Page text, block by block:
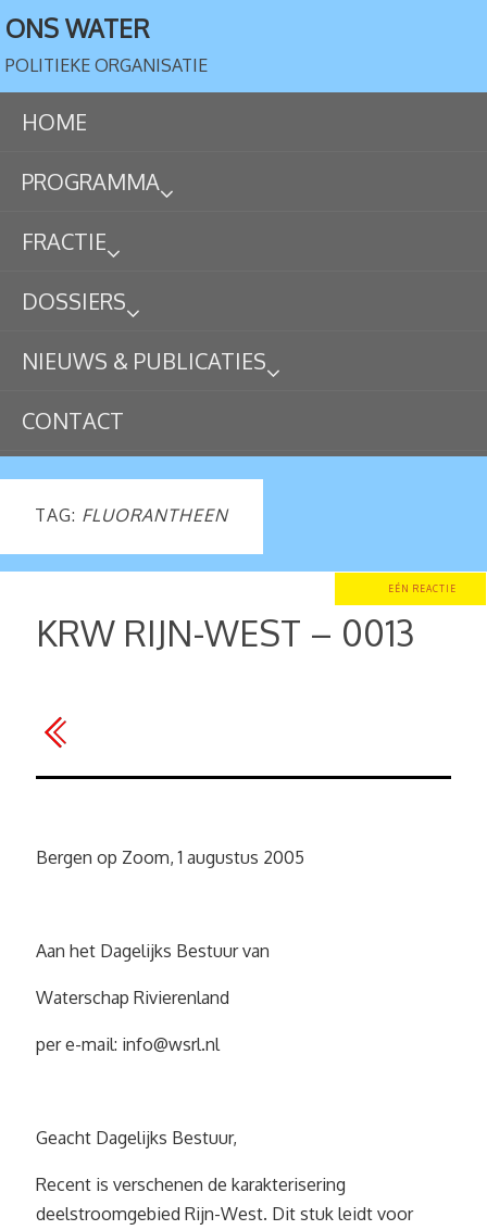
ONS WATER
POLITIEKE ORGANISATIE
HOME
PROGRAMMA
FRACTIE
DOSSIERS
NIEUWS & PUBLICATIES
CONTACT
TAG: FLUORANTHEEN
EÉN REACTIE
KRW RIJN-WEST – 0013
Bergen op Zoom, 1 augustus 2005
Aan het Dagelijks Bestuur van
Waterschap Rivierenland
per e-mail: info@wsrl.nl
Geacht Dagelijks Bestuur,
Recent is verschenen de karakterisering
deelstroomgebied Rijn-West. Dit stuk leidt voor